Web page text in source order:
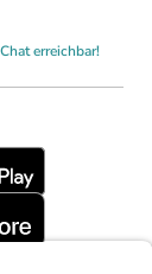
erreichbar!